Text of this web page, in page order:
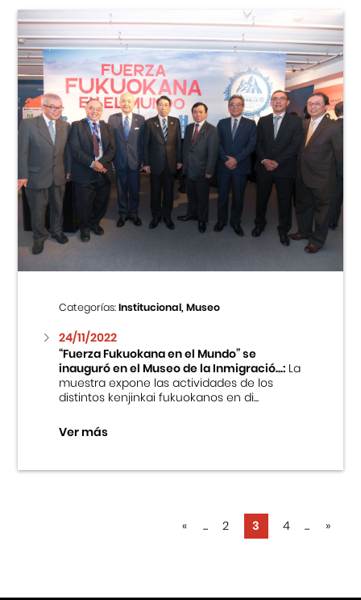
Categorías:Institucional, Museo
24/11/2022
“Fuerza Fukuokana en el Mundo” se
inauguró en el Museo de la Inmigració...:La
muestra expone las actividades de los
distintos kenjinkai fukuokanos en di...
Ver más
« ... 2 3 4 ... »